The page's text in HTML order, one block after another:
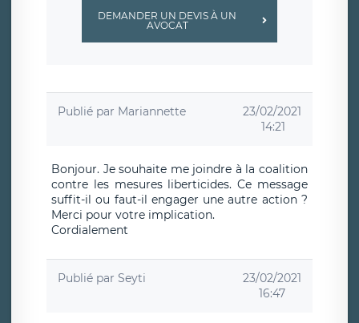
DEMANDER UN DEVIS À UN
AVOCAT
Publié par Mariannette
23/02/2021
14:21
Bonjour. Je souhaite me joindre à la coalition
contre les mesures liberticides. Ce message
suffit-il ou faut-il engager une autre action ?
Merci pour votre implication.
Cordialement
Publié par Seyti
23/02/2021
16:47